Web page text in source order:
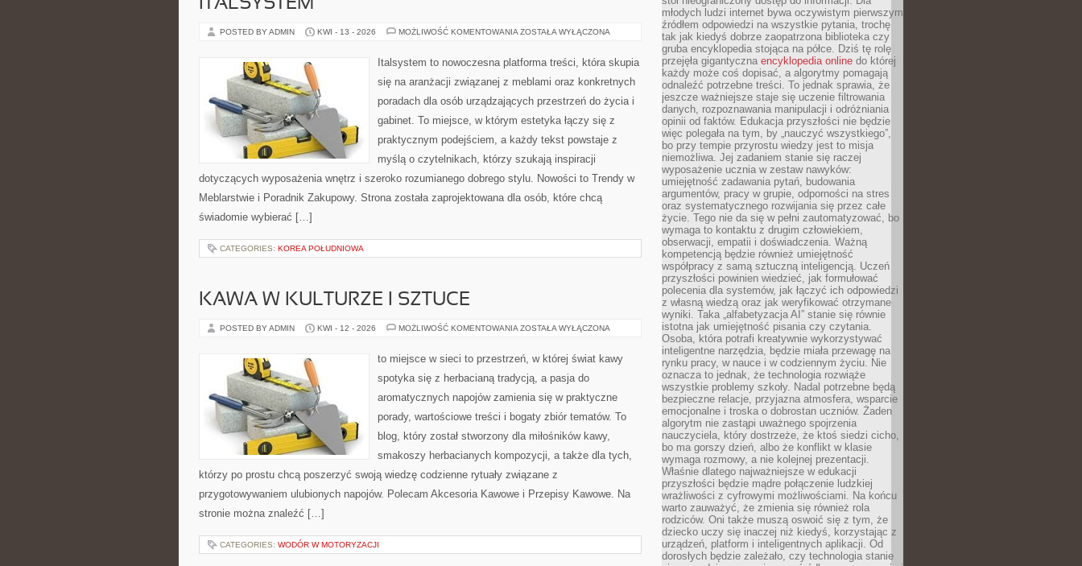
ITALSYSTEM
POSTED BY ADMIN KWI - 13 - 2026 MOŻLIWOŚĆ KOMENTOWANIA ITALSYSTEM
ZOSTAŁA WYŁĄCZONA
Italsystem to nowoczesna platforma treści, która skupia
się na aranżacji związanej z meblami oraz konkretnych
poradach dla osób urządzających przestrzeń do życia i
gabinet. To miejsce, w którym estetyka łączy się z
praktycznym podejściem, a każdy tekst powstaje z
myślą o czytelnikach, którzy szukają inspiracji
dotyczących wyposażenia wnętrz i szeroko rozumianego dobrego stylu. Nowości to Trendy w
Meblarstwie i Poradnik Zakupowy. Strona została zaprojektowana dla osób, które chcą
świadomie wybierać […]
CATEGORIES: KOREA POŁUDNIOWA
KAWA W KULTURZE I SZTUCE
POSTED BY ADMIN KWI - 12 - 2026 MOŻLIWOŚĆ KOMENTOWANIA KAWA
SZTUCE
ZOSTAŁA WYŁĄCZONA
to miejsce w sieci to przestrzeń, w której świat kawy
spotyka się z herbacianą tradycją, a pasja do
aromatycznych napojów zamienia się w praktyczne
porady, wartościowe treści i bogaty zbiór tematów. To
blog, który został stworzony dla miłośników kawy,
smakoszy herbacianych kompozycji, a także dla tych,
którzy po prostu chcą poszerzyć swoją wiedzę codzienne rytuały związane z
przygotowywaniem ulubionych napojów. Polecam Akcesoria Kawowe i Przepisy Kawowe. Na
stronie można znaleźć […]
CATEGORIES: WODÓR W MOTORYZACJI
młodych ludzi internet bywa oczywistym pierwszym
źródłem odpowiedzi na wszystkie pytania, trochę
tak jak kiedyś dobrze zaopatrzona biblioteka czy
gruba encyklopedia stojąca na półce. Dziś tę rolę
przejęła gigantyczna encyklopedia online do której
każdy może coś dopisać, a algorytmy pomagają
odnaleźć potrzebne treści. To jednak sprawia, że
jeszcze ważniejsze staje się uczenie filtrowania
danych, rozpoznawania manipulacji i odróżniania
opinii od faktów. Edukacja przyszłości nie będzie
więc polegała na tym, by „nauczyć wszystkiego”,
bo przy tempie przyrostu wiedzy jest to misja
niemożliwa. Jej zadaniem stanie się raczej
wyposażenie ucznia w zestaw nawyków:
umiejętność zadawania pytań, budowania
argumentów, pracy w grupie, odporności na stres
oraz systematycznego rozwijania się przez całe
życie. Tego nie da się w pełni zautomatyzować, bo
wymaga to kontaktu z drugim człowiekiem,
obserwacji, empatii i doświadczenia. Ważną
kompetencją będzie również umiejętność
współpracy z samą sztuczną inteligencją. Uczeń
przyszłości powinien wiedzieć, jak formułować
polecenia dla systemów, jak łączyć ich odpowiedzi
z własną wiedzą oraz jak weryfikować otrzymane
wyniki. Taka „alfabetyzacja AI” stanie się równie
istotna jak umiejętność pisania czy czytania.
Osoba, która potrafi kreatywnie wykorzystywać
inteligentne narzędzia, będzie miała przewagę na
rynku pracy, w nauce i w codziennym życiu. Nie
oznacza to jednak, że technologia rozwiąże
wszystkie problemy szkoły. Nadal potrzebne będą
bezpieczne relacje, przyjazna atmosfera, wsparcie
emocjonalne i troska o dobrostan uczniów. Żaden
algorytm nie zastąpi uważnego spojrzenia
nauczyciela, który dostrzeże, że ktoś siedzi cicho,
bo ma gorszy dzień, albo że konflikt w klasie
wymaga rozmowy, a nie kolejnej prezentacji.
Właśnie dlatego najważniejsze w edukacji
przyszłości będzie mądre połączenie ludzkiej
wrażliwości z cyfrowymi możliwościami. Na końcu
warto zauważyć, że zmienia się również rola
rodziców. Oni także muszą oswoić się z tym, że
dziecko uczy się inaczej niż kiedyś, korzystając z
urządzeń, platform i inteligentnych aplikacji. Od
dorosłych będzie zależało, czy technologia stanie